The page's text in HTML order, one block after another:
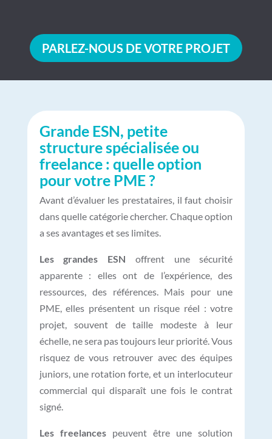
PARLEZ-NOUS DE VOTRE PROJET
Grande ESN, petite
structure spécialisée ou
freelance : quelle option
pour votre PME ?
Avant d’évaluer les prestataires, il faut choisir
dans quelle catégorie chercher. Chaque option
a ses avantages et ses limites.
Les grandes ESN offrent une sécurité
apparente : elles ont de l’expérience, des
ressources, des références. Mais pour une
PME, elles présentent un risque réel : votre
projet, souvent de taille modeste à leur
échelle, ne sera pas toujours leur priorité. Vous
risquez de vous retrouver avec des équipes
juniors, une rotation forte, et un interlocuteur
commercial qui disparaît une fois le contrat
signé.
Les freelancespeuvent être une solution